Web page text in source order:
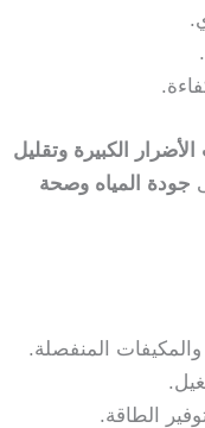
الكبيرة وتقليل
جودة المياه وصحة
المنفصلة.
الطاقة.